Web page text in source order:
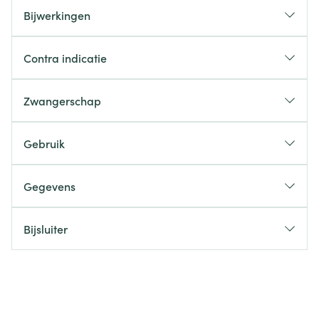
Bijwerkingen
Contra indicatie
Zwangerschap
Gebruik
Gegevens
Bijsluiter